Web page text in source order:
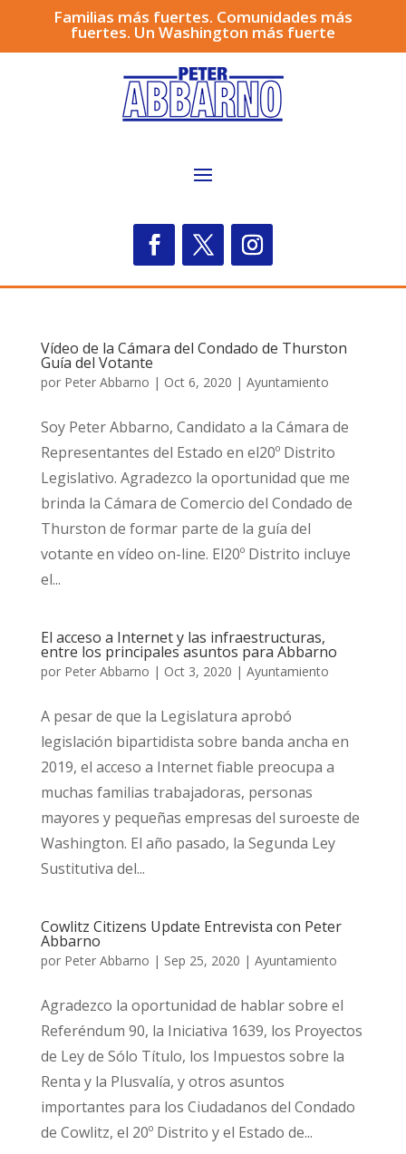
Familias más fuertes. Comunidades más
fuertes. Un Washington más fuerte
Vídeo de la Cámara del Condado de Thurston
Guía del Votante
por Peter Abbarno | Oct 6, 2020 | Ayuntamiento
Soy Peter Abbarno, Candidato a la Cámara de
Representantes del Estado en el20º Distrito
Legislativo. Agradezco la oportunidad que me
brinda la Cámara de Comercio del Condado de
Thurston de formar parte de la guía del
votante en vídeo on-line. El20º Distrito incluye
el...
El acceso a Internet y las infraestructuras,
entre los principales asuntos para Abbarno
por Peter Abbarno | Oct 3, 2020 | Ayuntamiento
A pesar de que la Legislatura aprobó
legislación bipartidista sobre banda ancha en
2019, el acceso a Internet fiable preocupa a
muchas familias trabajadoras, personas
mayores y pequeñas empresas del suroeste de
Washington. El año pasado, la Segunda Ley
Sustitutiva del...
Cowlitz Citizens Update Entrevista con Peter
Abbarno
por Peter Abbarno | Sep 25, 2020 | Ayuntamiento
Agradezco la oportunidad de hablar sobre el
Referéndum 90, la Iniciativa 1639, los Proyectos
de Ley de Sólo Título, los Impuestos sobre la
Renta y la Plusvalía, y otros asuntos
importantes para los Ciudadanos del Condado
de Cowlitz, el 20º Distrito y el Estado de...